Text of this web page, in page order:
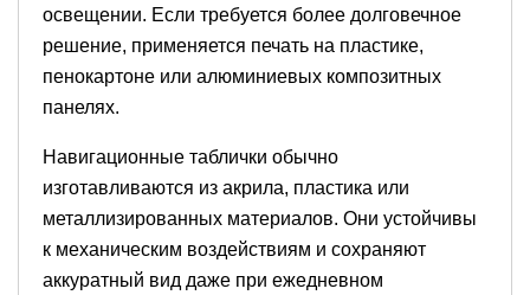
освещении. Если требуется более долговечное
решение, применяется печать на пластике,
пенокартоне или алюминиевых композитных
панелях.
Навигационные таблички обычно
изготавливаются из акрила, пластика или
металлизированных материалов. Они устойчивы
к механическим воздействиям и сохраняют
аккуратный вид даже при ежедневном